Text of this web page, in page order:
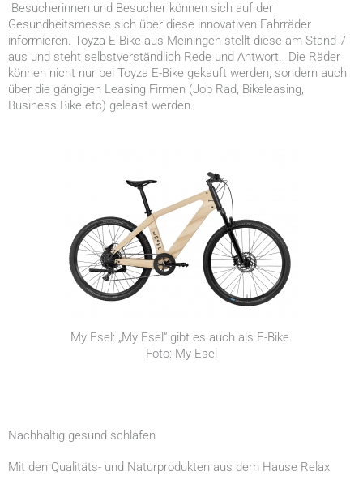
Besucherinnen und Besucher können sich auf der
Gesundheitsmesse sich über diese innovativen Fahrräder
informieren. Toyza E-Bike aus Meiningen stellt diese am Stand 7
aus und steht selbstverständlich Rede und Antwort. Die Räder
können nicht nur bei Toyza E-Bike gekauft werden, sondern auch
über die gängigen Leasing Firmen (Job Rad, Bikeleasing,
Business Bike etc) geleast werden.
My Esel: „My Esel“ gibt es auch als E-Bike.
Foto: My Esel
Nachhaltig gesund schlafen
Mit den Qualitäts- und Naturprodukten aus dem Hause Relax